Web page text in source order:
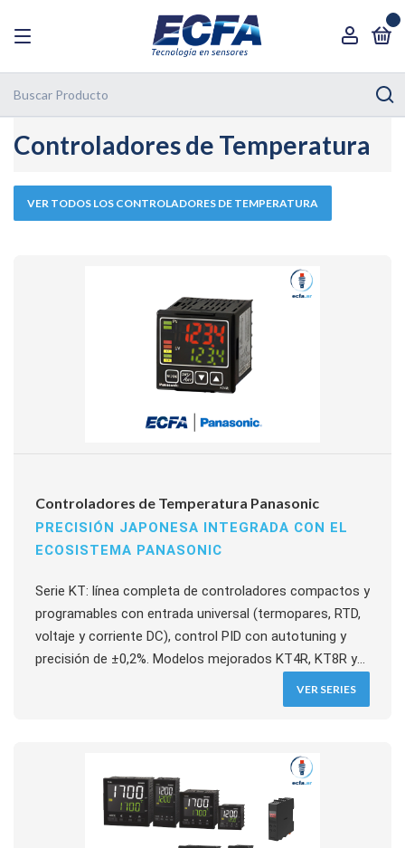
Controladores de Temperatura
VER TODOS LOS CONTROLADORES DE TEMPERATURA
Controladores de Temperatura Panasonic
PRECISIÓN JAPONESA INTEGRADA CON EL
ECOSISTEMA PANASONIC
Serie KT: línea completa de controladores compactos y
programables con entrada universal (termopares, RTD,
voltaje y corriente DC), control PID con autotuning y
precisión de ±0,2%. Modelos mejorados KT4R, KT8R y
de 9 pasos y diseño de 60 mm de profundidad.
HMIs GT de Panasonic. Certificaciones CE, UL y c-UL.
VER SERIES